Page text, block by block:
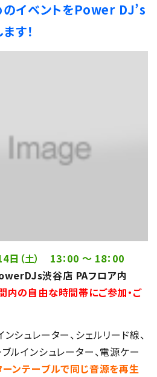
イベントをPower DJ’s
す！
日（土） 13：00 ～ 18：00
渋谷店 PAフロア内
内の自由な時間帯にご参加・ご
シュレーター、シェルリード線、
ルインシュレーター、電源ケー
ンテーブルで同じ音源を再生